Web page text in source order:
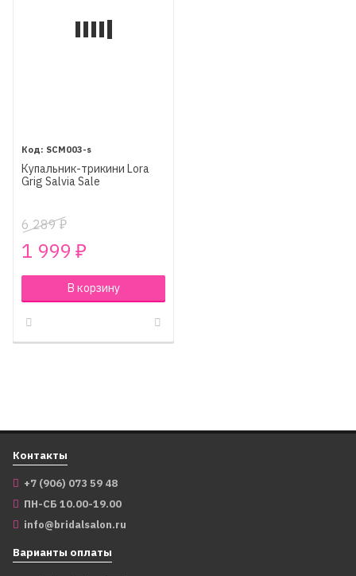
SCM003-s
Купальник-трикини Lora
Grig Salvia Sale
6 289₽
1 999 ₽
В корзину
Контакты
+7 (906) 073 59 48
ПН-СБ 10.00-19.00
info@bridalsalon.ru
Варианты оплаты